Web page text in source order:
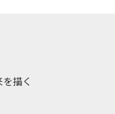
描く